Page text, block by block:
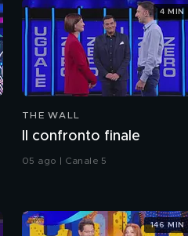
THE WALL
Il confronto finale
05 ago | Canale 5
4 MIN
146 MIN